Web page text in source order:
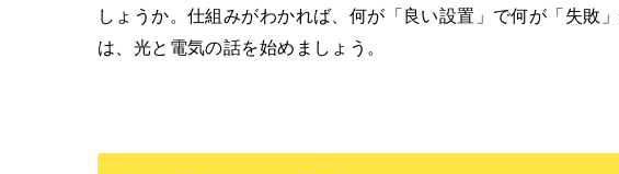
しょうか。仕組みがわかれば、何が「良い設置」で何が「失敗
は、光と電気の話を始めましょう。